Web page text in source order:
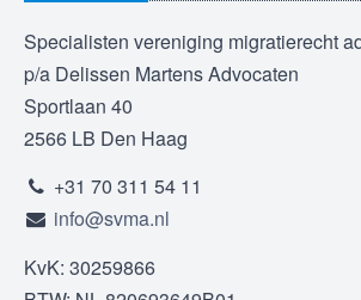
Specialisten vereniging migratierecht
p/a Delissen Martens Advocaten
Sportlaan 40
2566 LB Den Haag
+31 70 311 54 11
info@svma.nl
KvK: 30259866